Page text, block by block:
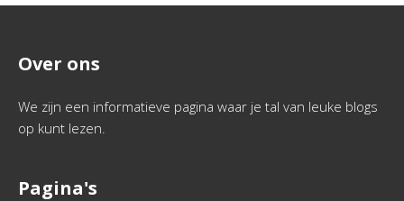
Over ons
We zijn een informatieve pagina waar je tal van leuke blogs
op kunt lezen.
Pagina's